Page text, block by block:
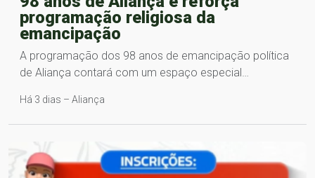
programação religiosa da
emancipação
A programação dos 98 anos de emancipação política
de Aliança contará com um espaço especial…
Há 3 dias – Aliança